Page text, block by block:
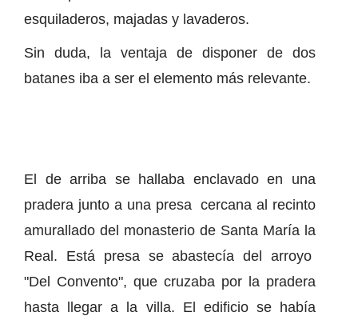
esquiladeros, majadas y lavaderos.
Sin duda, la ventaja de disponer de dos
batanes iba a ser el elemento más relevante.
El de arriba se hallaba enclavado en una
pradera junto a una presa cercana al recinto
amurallado del monasterio de Santa María la
Real. Está presa se abastecía del arroyo
"Del Convento", que cruzaba por la pradera
hasta llegar a la villa. El edificio se había